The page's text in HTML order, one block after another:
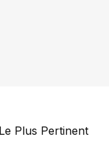
Trier par :(optional)